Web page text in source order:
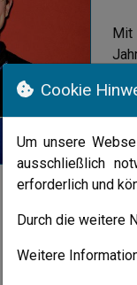
Mit
Cookie
Um unsere
ausschließlich
erforderlich und
Durch die weitere
Weitere